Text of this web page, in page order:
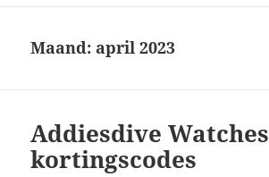
Maand: april 2023
Addiesdive Watches
kortingscodes